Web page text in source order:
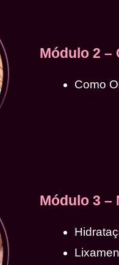
Módulo 2 –
Como
Módulo 3 –